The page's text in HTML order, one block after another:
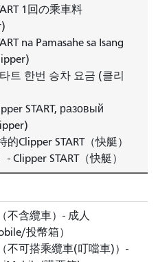
1回の乘車料
na Pamasahe sa Isang
트 한번 승차 요금 (클리
START, разовый
的Clipper START（快艇）
- Clipper START（快艇）
不含纜車）- 成人
投幣箱）
不可搭乘纜車(叮噹車)）-